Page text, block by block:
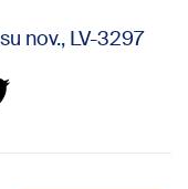
nov., LV-3297